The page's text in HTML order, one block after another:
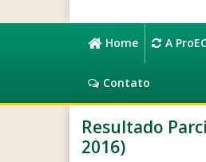
Home A
Contato
Resultado
2016)